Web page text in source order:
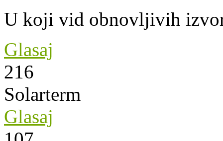
U koji vid obnovljivih
Glasaj
216
Solarterm
Glasaj